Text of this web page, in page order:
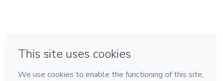
Feito com ❤ em Bogotá